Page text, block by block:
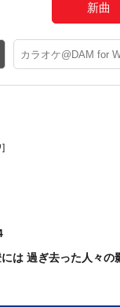
新曲
は 過ぎ去った人々の